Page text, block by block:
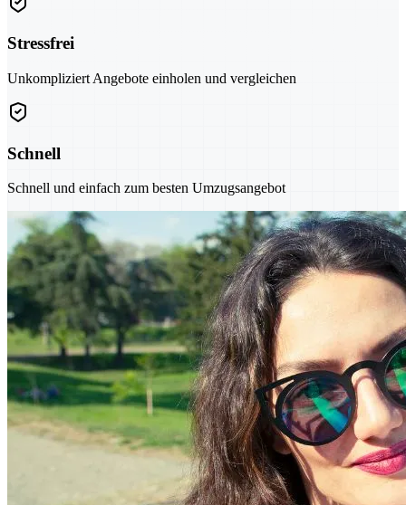
Stressfrei
Unkompliziert Angebote einholen und vergleichen
Schnell
Schnell und einfach zum besten Umzugsangebot